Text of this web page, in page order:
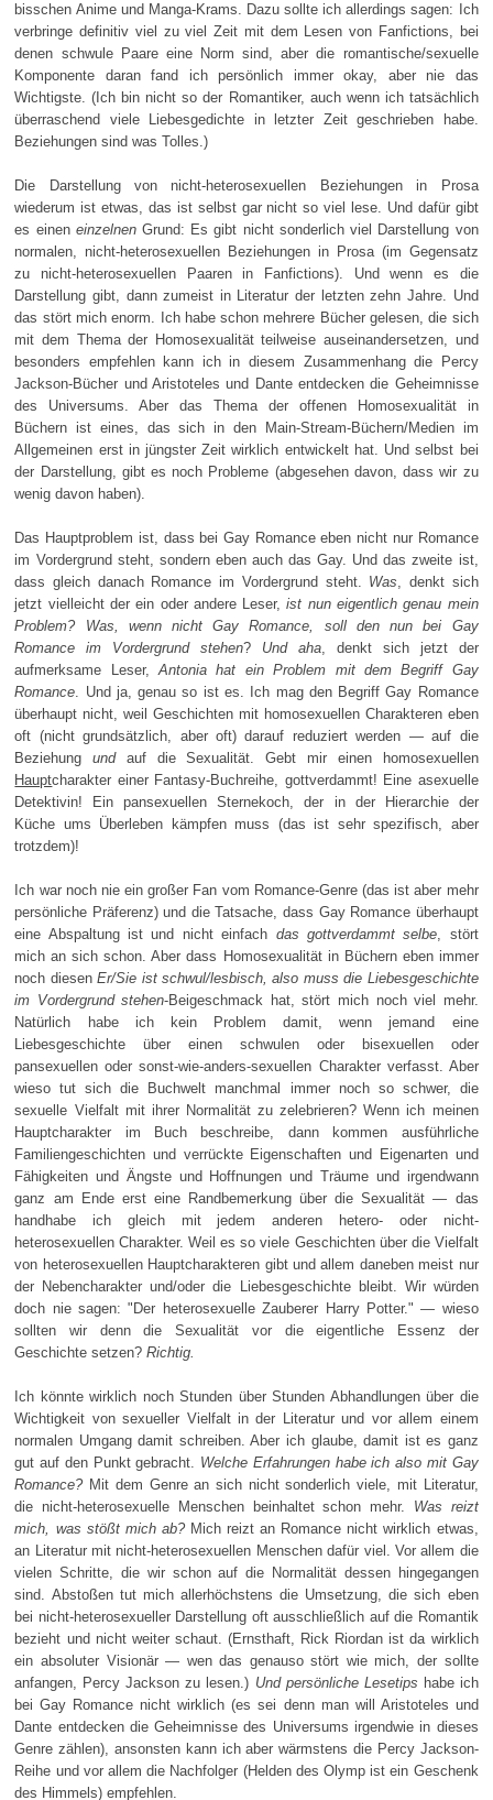
bisschen Anime und Manga-Krams. Dazu sollte ich allerdings sagen: Ich
verbringe definitiv viel zu viel Zeit mit dem Lesen von Fanfictions, bei
denen schwule Paare eine Norm sind, aber die romantische/sexuelle
Komponente daran fand ich persönlich immer okay, aber nie das
Wichtigste. (Ich bin nicht so der Romantiker, auch wenn ich tatsächlich
überraschend viele Liebesgedichte in letzter Zeit geschrieben habe.
Beziehungen sind was Tolles.)
Die Darstellung von nicht-heterosexuellen Beziehungen in Prosa
wiederum ist etwas, das ist selbst gar nicht so viel lese. Und dafür gibt
es einen einzelnenGrund: Es gibt nicht sonderlich viel Darstellung von
normalen, nicht-heterosexuellen Beziehungen in Prosa (im Gegensatz
zu nicht-heterosexuellen Paaren in Fanfictions). Und wenn es die
Darstellung gibt, dann zumeist in Literatur der letzten zehn Jahre. Und
das stört mich enorm. Ich habe schon mehrere Bücher gelesen, die sich
mit dem Thema der Homosexualität teilweise auseinandersetzen, und
besonders empfehlen kann ich in diesem Zusammenhang die Percy
Jackson-Bücher und Aristoteles und Dante entdecken die Geheimnisse
des Universums. Aber das Thema der offenen Homosexualität in
Büchern ist eines, das sich in den Main-Stream-Büchern/Medien im
Allgemeinen erst in jüngster Zeit wirklich entwickelt hat. Und selbst bei
der Darstellung, gibt es noch Probleme (abgesehen davon, dass wir zu
wenig davon haben).
Das Hauptproblem ist, dass bei Gay Romance eben nicht nur Romance
im Vordergrund steht, sondern eben auch das Gay. Und das zweite ist,
dass gleich danach Romance im Vordergrund steht. Was, denkt sich
jetzt vielleicht der ein oder andere Leser,ist nun eigentlich genau mein
Problem? Was, wenn nicht Gay Romance, soll den nun bei Gay
Romance im Vordergrund stehen? Und aha, denkt sich jetzt der
aufmerksame Leser,Antonia hat ein Problem mit dem Begriff Gay
Romance. Und ja, genau so ist es. Ich mag den Begriff Gay Romance
überhaupt nicht, weil Geschichten mit homosexuellen Charakteren eben
oft (nicht grundsätzlich, aber oft) darauf reduziert werden — auf die
Beziehungund auf die Sexualität. Gebt mir einen homosexuellen
Hauptcharakter einer Fantasy-Buchreihe, gottverdammt! Eine asexuelle
Detektivin! Ein pansexuellen Sternekoch, der in der Hierarchie der
Küche ums Überleben kämpfen muss (das ist sehr spezifisch, aber
trotzdem)!
Ich war noch nie ein großer Fan vom Romance-Genre (das ist aber mehr
persönliche Präferenz) und die Tatsache, dass Gay Romance überhaupt
eine Abspaltung ist und nicht einfach das gottverdammt selbe, stört
mich an sich schon. Aber dass Homosexualität in Büchern eben immer
noch diesenEr/Sie ist schwul/lesbisch, also muss die Liebesgeschichte
im Vordergrund stehen-Beigeschmack hat, stört mich noch viel mehr.
Natürlich habe ich kein Problem damit, wenn jemand eine
Liebesgeschichte über einen schwulen oder bisexuellen oder
pansexuellen oder sonst-wie-anders-sexuellen Charakter verfasst. Aber
wieso tut sich die Buchwelt manchmal immer noch so schwer, die
sexuelle Vielfalt mit ihrer Normalität zu zelebrieren? Wenn ich meinen
Hauptcharakter im Buch beschreibe, dann kommen ausführliche
Familiengeschichten und verrückte Eigenschaften und Eigenarten und
Fähigkeiten und Ängste und Hoffnungen und Träume und irgendwann
ganz am Ende erst eine Randbemerkung über die Sexualität — das
handhabe ich gleich mit jedem anderen hetero- oder nicht-
heterosexuellen Charakter. Weil es so viele Geschichten über die Vielfalt
von heterosexuellen Hauptcharakteren gibt und allem daneben meist nur
der Nebencharakter und/oder die Liebesgeschichte bleibt. Wir würden
doch nie sagen: "Der heterosexuelle Zauberer Harry Potter." — wieso
sollten wir denn die Sexualität vor die eigentliche Essenz der
Geschichte setzen?Richtig.
Ich könnte wirklich noch Stunden über Stunden Abhandlungen über die
Wichtigkeit von sexueller Vielfalt in der Literatur und vor allem einem
normalen Umgang damit schreiben. Aber ich glaube, damit ist es ganz
gut auf den Punkt gebracht. Welche Erfahrungen habe ich also mit Gay
Romance? Mit dem Genre an sich nicht sonderlich viele, mit Literatur,
die nicht-heterosexuelle Menschen beinhaltet schon mehr. Was reizt
mich, was stößt mich ab?Mich reizt an Romance nicht wirklich etwas,
an Literatur mit nicht-heterosexuellen Menschen dafür viel. Vor allem die
vielen Schritte, die wir schon auf die Normalität dessen hingegangen
sind. Abstoßen tut mich allerhöchstens die Umsetzung, die sich eben
bei nicht-heterosexueller Darstellung oft ausschließlich auf die Romantik
bezieht und nicht weiter schaut. (Ernsthaft, Rick Riordan ist da wirklich
ein absoluter Visionär — wen das genauso stört wie mich, der sollte
anfangen, Percy Jackson zu lesen.) Und persönliche Lesetips habe ich
bei Gay Romance nicht wirklich (es sei denn man will Aristoteles und
Dante entdecken die Geheimnisse des Universums irgendwie in dieses
Genre zählen), ansonsten kann ich aber wärmstens die Percy Jackson-
Reihe und vor allem die Nachfolger (Helden des Olymp ist ein Geschenk
des Himmels) empfehlen.